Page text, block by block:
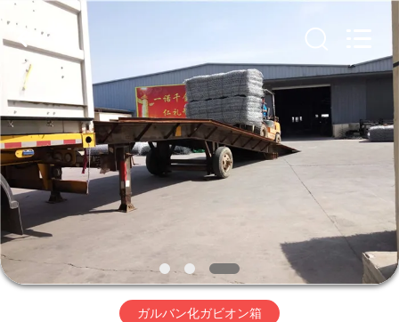
家
へ
製
品
ビ
ー.
Copyright
©
2019
Hebei
Nova
Metal
Wire
Mesh
Products
Co.,
Ltd..
All
Rights
Reserved.
ガルバン化ガビオン箱